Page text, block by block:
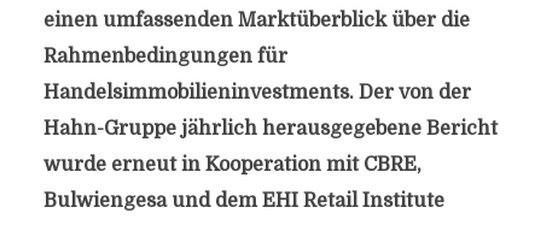
einen umfassenden Marktüberblick über die
Rahmenbedingungen für
Handelsimmobilieninvestments. Der von der
Hahn-Gruppe jährlich herausgegebene Bericht
wurde erneut in Kooperation mit CBRE,
Bulwiengesa und dem EHI Retail Institute